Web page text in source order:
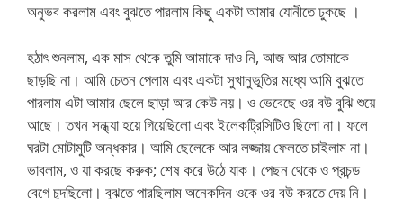
অনুভব করলাম এবং বুঝতে পারলাম কিছু একটা আমার যোনীতে ঢুকছে ।
হঠাৎ শুনলাম, এক মাস থেকে তুমি আমাকে দাও নি, আজ আর তোমাকে
ছাড়ছি না। আমি চেতন পেলাম এবং একটা সুখানুভূতির মধ্যে আমি বুঝতে
পারলাম এটা আমার ছেলে ছাড়া আর কেউ নয়। ও ভেবেছে ওর বউ বুঝি শুয়ে
আছে। তখন সন্ধ্যা হয়ে গিয়েছিলো এবং ইলেকট্রিসিটিও ছিলো না। ফলে
ঘরটা মোটামুটি অন্ধকার। আমি ছেলেকে আর লজ্জায় ফেলতে চাইলাম না।
ভাবলাম, ও যা করছে করুক; শেষ করে উঠে যাক। পেছন থেকে ও প্রচন্ড
বেগে চুদছিলো। বুঝতে পারছিলাম অনেকদিন ওকে ওর বউ করতে দেয় নি।